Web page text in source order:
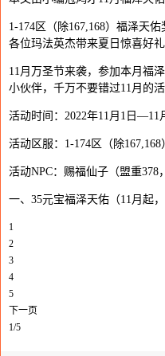
1-174区（除167,168）福泽天
各位玛法英杰带来夏日惊喜好礼
11月万圣节来袭，参加本月福
小伙伴，千万不要错过11月的活
活动时间：2022年11月1日—11
活动区服：1-174区（除167,168
活动NPC：赐福仙子（盟重378
一、35元宝福泽天佑（11月起
1
2
3
4
5
下一页
1/5